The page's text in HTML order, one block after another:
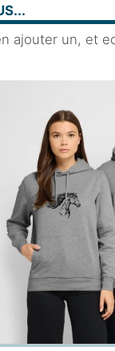
ajouter un, et